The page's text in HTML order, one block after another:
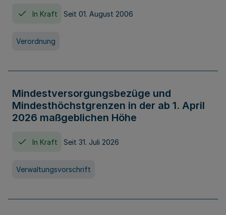
In Kraft Seit 01. August 2006
Verordnung
Mindestversorgungsbezüge und
Mindesthöchstgrenzen in der ab 1. April
2026 maßgeblichen Höhe
In Kraft Seit 31. Juli 2026
Verwaltungsvorschrift